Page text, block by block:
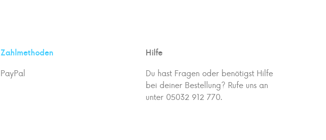
Zahlmethoden
PayPal
Hilfe
Du hast Fragen oder benötigst Hilfe
bei deiner Bestellung? Rufe uns an
unter 05032 912 770.